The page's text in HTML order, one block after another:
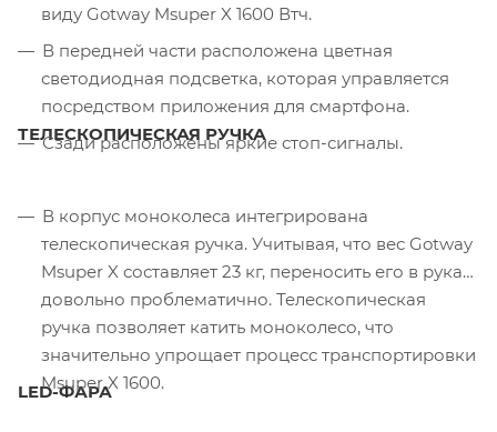
виду Gotway Msuper X 1600 Втч.
В передней части расположена цветная
светодиодная подсветка, которая управляется
посредством приложения для смартфона.
Сзади расположены яркие стоп-сигналы.
ТЕЛЕСКОПИЧЕСКАЯ РУЧКА
В корпус моноколеса интегрирована
телескопическая ручка. Учитывая, что вес Gotway
Msuper X составляет 23 кг, переносить его в руках
довольно проблематично. Телескопическая
ручка позволяет катить моноколесо, что
значительно упрощает процесс транспортировки
Msuper X 1600.
LED-ФАРА